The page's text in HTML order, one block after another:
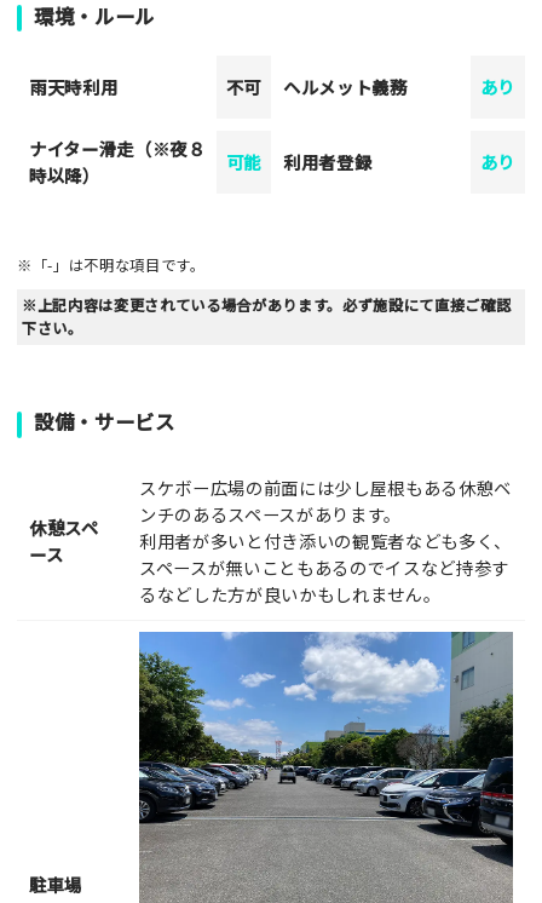
環境・ルール
雨天時利用 不可 ヘルメット義務 あり
ナイター滑走（※夜８
時以降）
可能 利用者登録 あり
※「-」は不明な項目です。
※上記内容は変更されている場合があります。必ず施設にて直接ご確認
下さい。
設備・サービス
休憩スペ
ース
スケボー広場の前面には少し屋根もある休憩ベ
ンチのあるスペースがあります。
利用者が多いと付き添いの観覧者なども多く、
スペースが無いこともあるのでイスなど持参す
るなどした方が良いかもしれません。
駐車場